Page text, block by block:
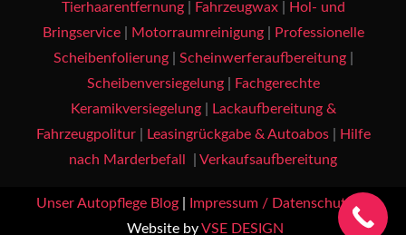
Tierhaarentfernung| Fahrzeugwax|
Hol- und
Bringservice| Motorraumreinigung|
Professionelle
Scheibenfolierung| Scheinwerferaufbereitung|
Scheibenversiegelung|
Fachgerechte
Keramikversiegelung|
Lackaufbereitung &
Fahrzeugpolitur| Leasingrückgabe & Autoabos|
Hilfe
nach Marderbefall
Verkaufsaufbereitung
Unser Autopflege Blog| Impressum / Datenschutz |
Website by VSE DESIGN